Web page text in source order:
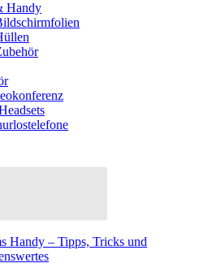
Handy
Handy – Tipps, Tricks und